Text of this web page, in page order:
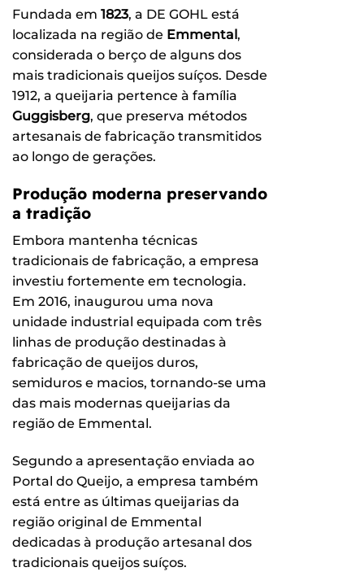
Fundada em 1823, a DE GOHL está
localizada na região de Emmental,
considerada o berço de alguns dos
mais tradicionais queijos suíços. Desde
1912, a queijaria pertence à família
Guggisberg, que preserva métodos
artesanais de fabricação transmitidos
ao longo de gerações.
Produção moderna preservando
a tradição
Embora mantenha técnicas
tradicionais de fabricação, a empresa
investiu fortemente em tecnologia.
Em 2016, inaugurou uma nova
unidade industrial equipada com três
linhas de produção destinadas à
fabricação de queijos duros,
semiduros e macios, tornando-se uma
das mais modernas queijarias da
região de Emmental.
Segundo a apresentação enviada ao
Portal do Queijo, a empresa também
está entre as últimas queijarias da
região original de Emmental
dedicadas à produção artesanal dos
tradicionais queijos suíços.